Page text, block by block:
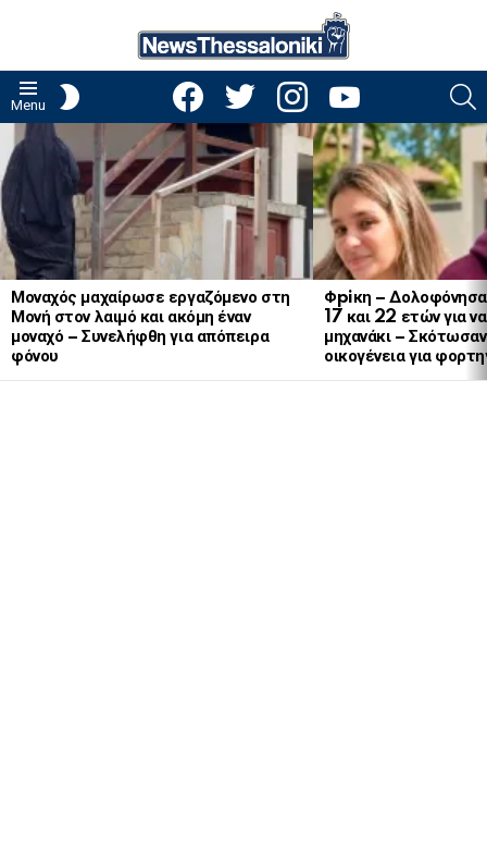
Menu
facebooktwitter instagramyoutube
LATEST
STORIES
Μοναχός μαχαίρωσε εργαζόμενο στη
Μονή στον λαιμό και ακόμη έναν
μοναχό – Συνελήφθη για απόπειρα
φόνου
Φpiκη –
17 και 22 ετών για
μηχανάκι – Σκότωσαν
οικογένεια για